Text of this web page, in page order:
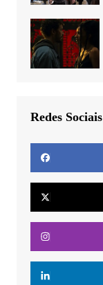
Redes Sociais